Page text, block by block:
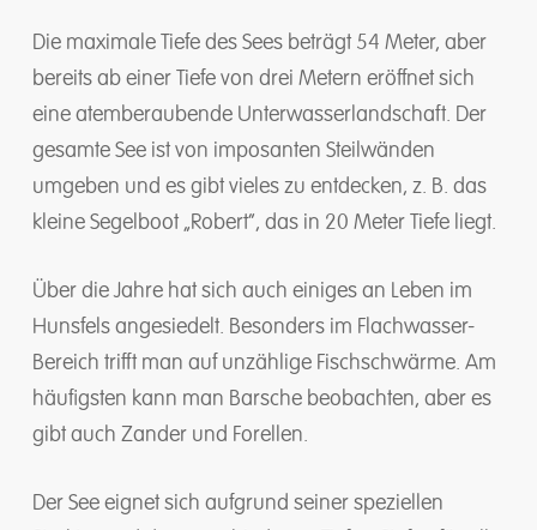
Die maximale Tiefe des Sees beträgt 54 Meter, aber
bereits ab einer Tiefe von drei Metern eröffnet sich
eine atemberaubende Unterwasserlandschaft. Der
gesamte See ist von imposanten Steilwänden
umgeben und es gibt vieles zu entdecken, z. B. das
kleine Segelboot „Robert“, das in 20 Meter Tiefe liegt.
Über die Jahre hat sich auch einiges an Leben im
Hunsfels angesiedelt. Besonders im Flachwasser-
Bereich trifft man auf unzählige Fischschwärme. Am
häufigsten kann man Barsche beobachten, aber es
gibt auch Zander und Forellen.
Der See eignet sich aufgrund seiner speziellen